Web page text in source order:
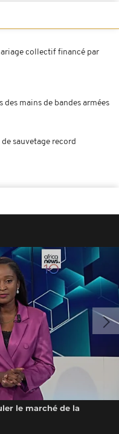
collectif financé par
mains de bandes armées
sauvetage record
le marché de la